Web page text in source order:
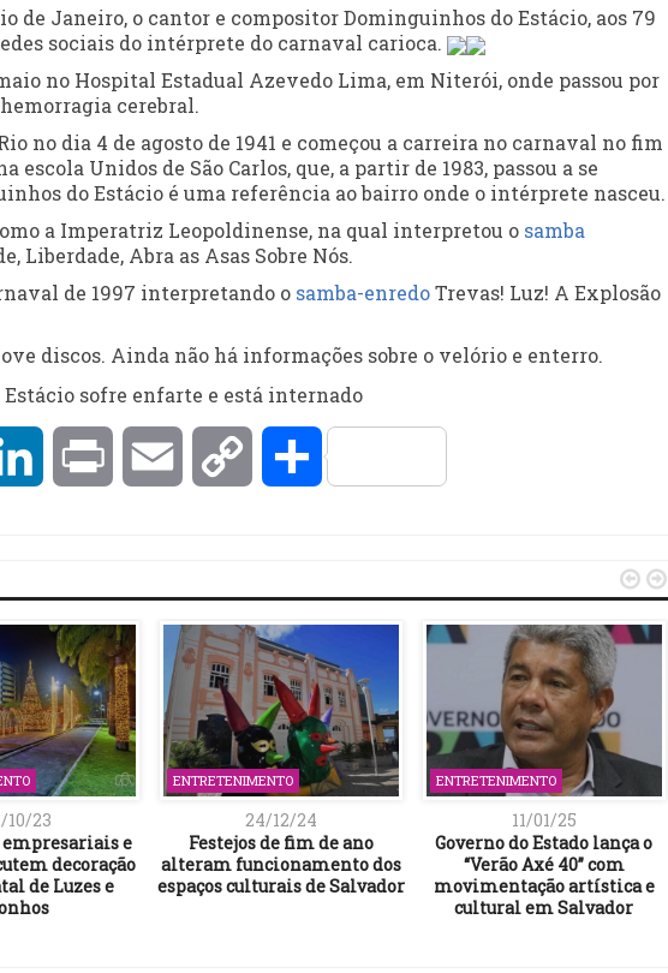
de Janeiro, o cantor e compositor Dominguinhos do Estácio, aos 79
sociais do intérprete do carnaval carioca.
no Hospital Estadual Azevedo Lima, em Niterói, onde passou por
cerebral.
no dia 4 de agosto de 1941 e começou a carreira no carnaval no fim
escola Unidos de São Carlos, que, a partir de 1983, passou a se
do Estácio é uma referência ao bairro onde o intérprete nasceu.
a Imperatriz Leopoldinense, na qual interpretou o samba
Liberdade, Abra as Asas Sobre Nós.
de 1997 interpretando o samba-enredoTrevas! Luz! A Explosão
discos. Ainda não há informações sobre o velório e enterro.
LinkedInPrint Email Copy Compartilhar
10/23
e
decoração
de Luzes e
ENTRETENIMENTO
24/12/24
Festejos de fim de ano
alteram funcionamento dos
espaços culturais de Salvador
ENTRETENIMENTO
11/01/25
Governo do Estado lança o
“Verão Axé 40” com
movimentação artística e
cultural em Salvador
 